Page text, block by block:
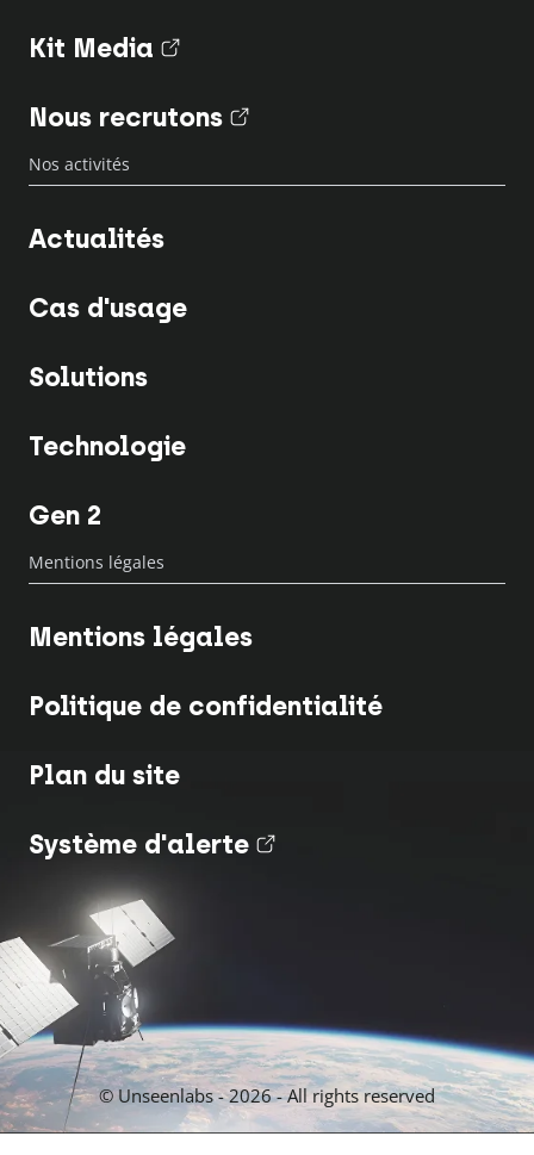
Kit Media
Nous recrutons
Nos activités
Actualités
Cas d'usage
Solutions
Technologie
Gen 2
Mentions légales
Mentions légales
Politique de confidentialité
Plan du site
Système d'alerte
© Unseenlabs - 2026 - All rights reserved